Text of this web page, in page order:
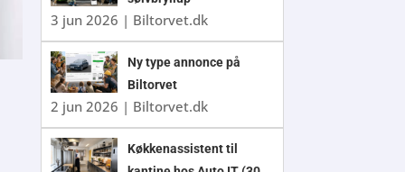
3 jun 2026 | Biltorvet.dk
Ny type annonce på
Biltorvet
2 jun 2026 | Biltorvet.dk
Køkkenassistent til